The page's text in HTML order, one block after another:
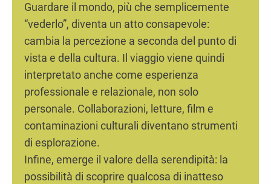
Guardare il mondo, più che semplicemente
“vederlo”, diventa un atto consapevole:
cambia la percezione a seconda del punto di
vista e della cultura. Il viaggio viene quindi
interpretato anche come esperienza
professionale e relazionale, non solo
personale. Collaborazioni, letture, film e
contaminazioni culturali diventano strumenti
di esplorazione.
Infine, emerge il valore della serendipità: la
possibilità di scoprire qualcosa di inatteso